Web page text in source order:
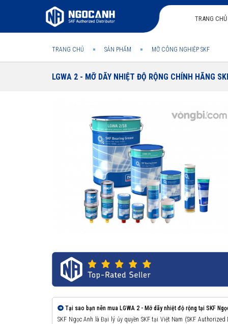
TRANG CHỦ
TRANG CHỦ SẢN PHẨM MỠ CÔNG NGHIỆP SKF
LGWA 2 - MỠ DÃY NHIỆT ĐỘ RỘNG CHÍNH HÃNG
Tại sao bạn nên mua LGWA 2 - Mỡ dãy nhiệt độ rộng tại SKF
SKF Ngọc Anh là Đại lý ủy quyền SKF tại Việt Nam (SKF